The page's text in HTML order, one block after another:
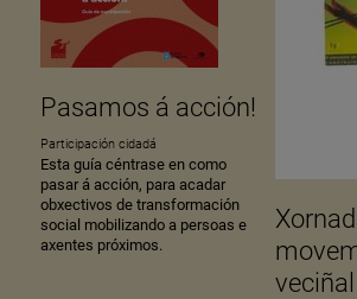
Pasamos á acción!
Participación cidadá
Esta guía céntrase en como
pasar á acción, para acadar
obxectivos de transformación
social mobilizando a persoas e
axentes próximos.